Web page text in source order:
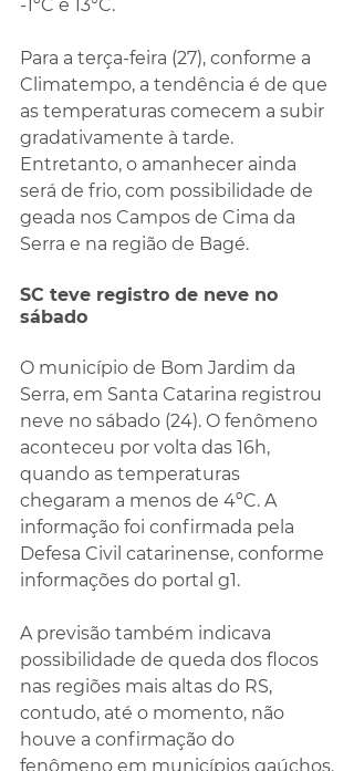
-1ºC e 13°C.
Para a terça-feira (27), conforme a
Climatempo, a tendência é de que
as temperaturas comecem a subir
gradativamente à tarde.
Entretanto, o amanhecer ainda
será de frio, com possibilidade de
geada nos Campos de Cima da
Serra e na região de Bagé.
SC teve registro de neve no
sábado
O município de Bom Jardim da
Serra, em Santa Catarina registrou
neve no sábado (24). O fenômeno
aconteceu por volta das 16h,
quando as temperaturas
chegaram a menos de 4ºC. A
informação foi confirmada pela
Defesa Civil catarinense, conforme
informações do portal g1.
A previsão também indicava
possibilidade de queda dos flocos
nas regiões mais altas do RS,
contudo, até o momento, não
houve a confirmação do
fenômeno em municípios gaúchos.